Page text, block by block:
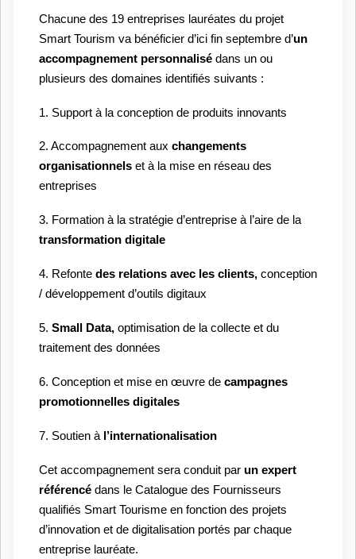
Chacune des 19 entreprises lauréates du projet
Smart Tourism va bénéficier d’ici fin septembre d’un
accompagnement personnalisé dans un ou
plusieurs des domaines identifiés suivants :
1. Support à la conception de produits innovants
2. Accompagnement aux changements
organisationnels et à la mise en réseau des
entreprises
3. Formation à la stratégie d’entreprise à l’aire de la
transformation digitale
4. Refonte des relations avec les clients, conception
/ développement d’outils digitaux
5. Small Data, optimisation de la collecte et du
traitement des données
6. Conception et mise en œuvre de campagnes
promotionnelles digitales
7. Soutien à l’internationalisation
Cet accompagnement sera conduit par un expert
référencé dans le Catalogue des Fournisseurs
qualifiés Smart Tourisme en fonction des projets
d’innovation et de digitalisation portés par chaque
entreprise lauréate.